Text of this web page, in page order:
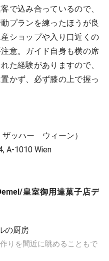
で込み合っているので、
プランを練ったほうが良
ショップや入り口近くの
意。ガイド自身も横の席
た経験がありますので、
かず、必ず膝の上で握っ
ザッハー ウィーン）
A-1010 Wien
皇室御用達菓子店デ
りを間近に眺めることもで